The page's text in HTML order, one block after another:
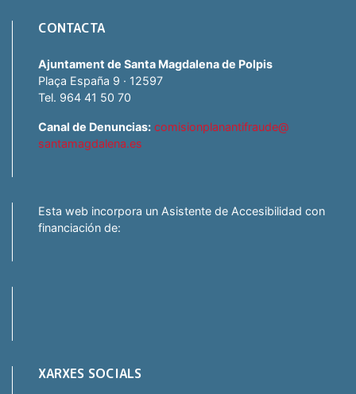
CONTACTA
Ajuntament de Santa Magdalena de Polpis
Plaça España 9 · 12597
Tel. 964 41 50 70
Canal de Denuncias: comisionplanantifraude@
santamagdalena.es
Esta web incorpora un Asistente de Accesibilidad con
financiación de:
XARXES SOCIALS